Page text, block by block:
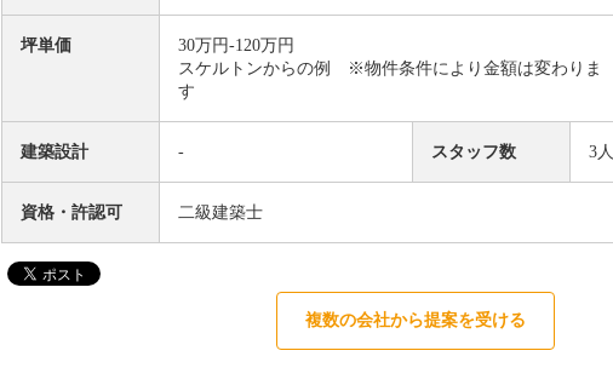
坪単価
30万円-120万円
スケルトンからの例 ※物件条件により金額は変わりま
す
建築設計 - スタッフ数 3人
資格・許認可 二級建築士
複数の会社から提案を受ける